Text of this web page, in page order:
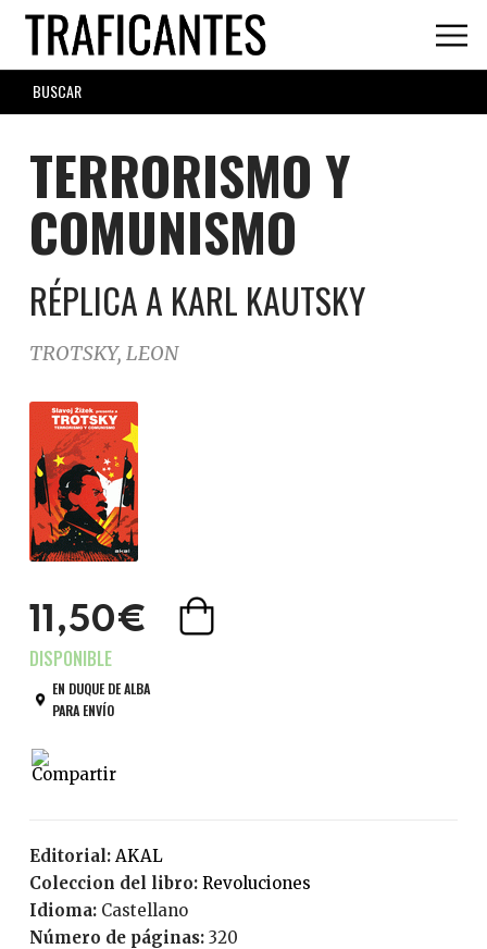
Skip
main
content
SEARCH
FORM
TERRORISMO Y
COMUNISMO
RÉPLICA A KARL KAUTSKY
TROTSKY, LEON
11,50€
EN DUQUE DE ALBA
PARA ENVÍO
Editorial:
AKAL
Coleccion del libro:
Revoluciones
Idioma:
Castellano
Número de páginas:
320